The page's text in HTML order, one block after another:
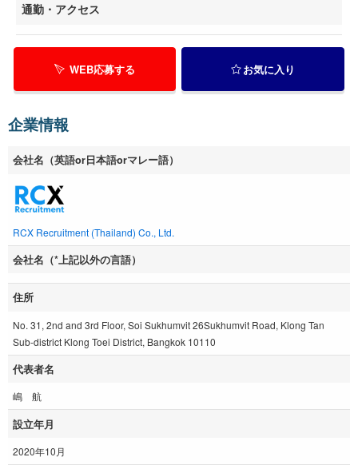
通勤・アクセス
WEB応募する お気に入り
企業情報
会社名（英語or日本語orマレー語）
RCX Recruitment (Thailand) Co., Ltd.
会社名（*上記以外の言語）
住所
No. 31, 2nd and 3rd Floor, Soi Sukhumvit 26Sukhumvit Road, Klong Tan
Sub-district Klong Toei District, Bangkok 10110
代表者名
嶋 航
設立年月
2020年10月